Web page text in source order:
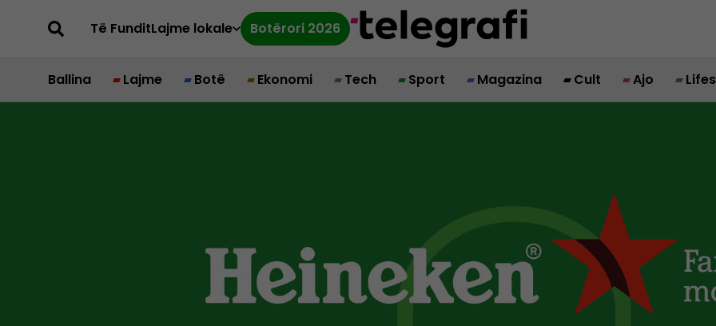
Të FunditLajme lokale Botërori 2026
Ballina Lajme Botë Ekonomi Tech Sport Magazina Cult Ajo